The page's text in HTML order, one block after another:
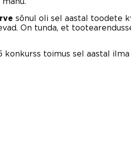
sõnul oli sel aastal toodete
On tunda, et
konkurss toimus sel aastal ilma